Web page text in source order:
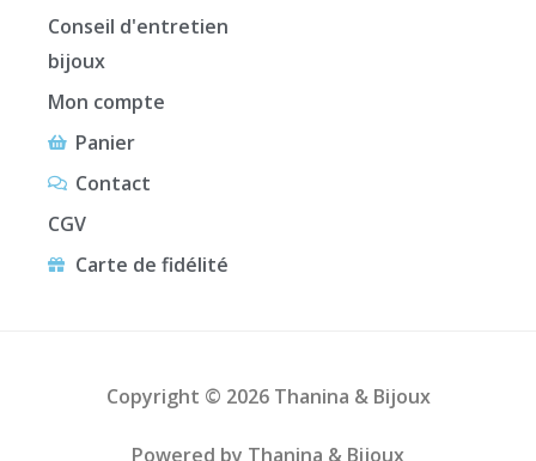
Conseil d'entretien
bijoux
Mon compte
Panier
Contact
CGV
Carte de fidélité
Copyright © 2026 Thanina & Bijoux
Powered by Thanina & Bijoux